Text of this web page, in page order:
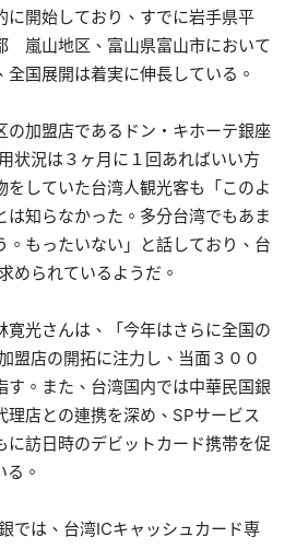
に開始しており、すでに岩手県平
嵐山地区、富山県富山市において
国展開は着実に伸長している。
の加盟店であるドン・キホーテ銀座
状況は３ヶ月に１回あればいい方
をしていた台湾人観光客も「このよ
は知らなかった。多分台湾でもあま
。もったいない」と話しており、台
められているようだ。
寛光さんは、「今年はさらに全国の
盟店の開拓に注力し、当面３００
す。また、台湾国内では中華民国銀
理店との連携を深め、SPサービス
に訪日時のデビットカード携帯を促
。
では、台湾ICキャッシュカード専